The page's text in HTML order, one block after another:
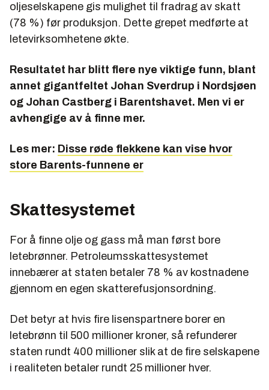
oljeselskapene gis mulighet til fradrag av skatt
(78 %) før produksjon. Dette grepet medførte at
letevirksomhetene økte.
Resultatet har blitt flere nye viktige funn, blant
annet gigantfeltet Johan Sverdrup i Nordsjøen
og Johan Castberg i Barentshavet. Men vi er
avhengige av å finne mer.
Les mer: Disse røde flekkene kan vise hvor
store Barents-funnene er
Skattesystemet
For å finne olje og gass må man først bore
letebrønner. Petroleumsskattesystemet
innebærer at staten betaler 78 % av kostnadene
gjennom en egen skatterefusjonsordning.
Det betyr at hvis fire lisenspartnere borer en
letebrønn til 500 millioner kroner, så refunderer
staten rundt 400 millioner slik at de fire selskapene
i realiteten betaler rundt 25 millioner hver.